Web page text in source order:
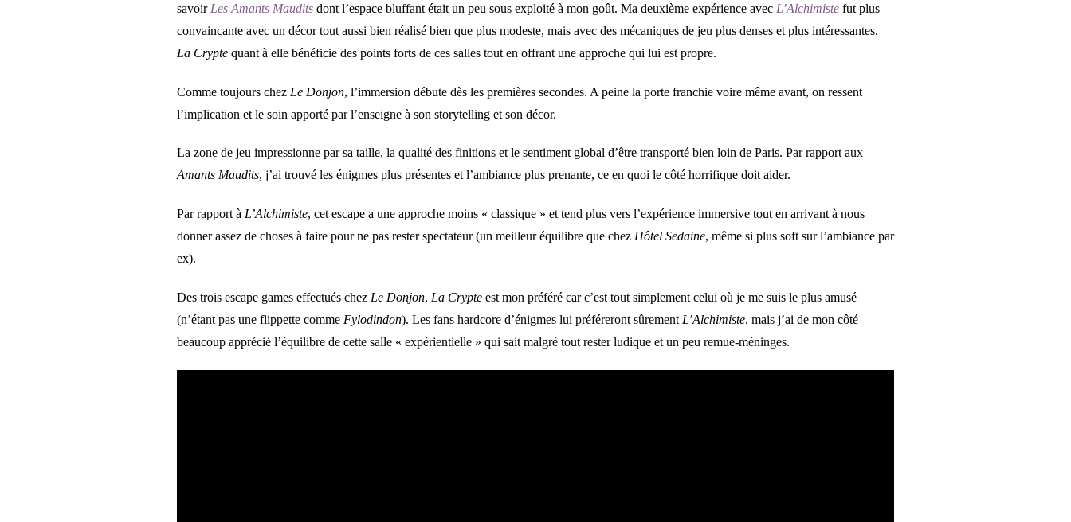
savoir Les Amants Maudits dont l’espace bluffant était un peu sous exploité à mon goût. Ma deuxième expérience avec L’Alchimiste fut plus
convaincante avec un décor tout aussi bien réalisé bien que plus modeste, mais avec des mécaniques de jeu plus denses et plus intéressantes.
La Crypte quant à elle bénéficie des points forts de ces salles tout en offrant une approche qui lui est propre.
Comme toujours chez Le Donjon, l’immersion débute dès les premières secondes. A peine la porte franchie voire même avant, on ressent
l’implication et le soin apporté par l’enseigne à son storytelling et son décor.
La zone de jeu impressionne par sa taille, la qualité des finitions et le sentiment global d’être transporté bien loin de Paris. Par rapport aux
Amants Maudits, j’ai trouvé les énigmes plus présentes et l’ambiance plus prenante, ce en quoi le côté horrifique doit aider.
Par rapport à L’Alchimiste, cet escape a une approche moins « classique » et tend plus vers l’expérience immersive tout en arrivant à nous
donner assez de choses à faire pour ne pas rester spectateur (un meilleur équilibre que chez Hôtel Sedaine, même si plus soft sur l’ambiance par
ex).
Des trois escape games effectués chez Le Donjon, La Crypte est mon préféré car c’est tout simplement celui où je me suis le plus amusé
(n’étant pas une flippette comme Fylodindon). Les fans hardcore d’énigmes lui préféreront sûrement L’Alchimiste, mais j’ai de mon côté
beaucoup apprécié l’équilibre de cette salle « expérientielle » qui sait malgré tout rester ludique et un peu remue-méninges.